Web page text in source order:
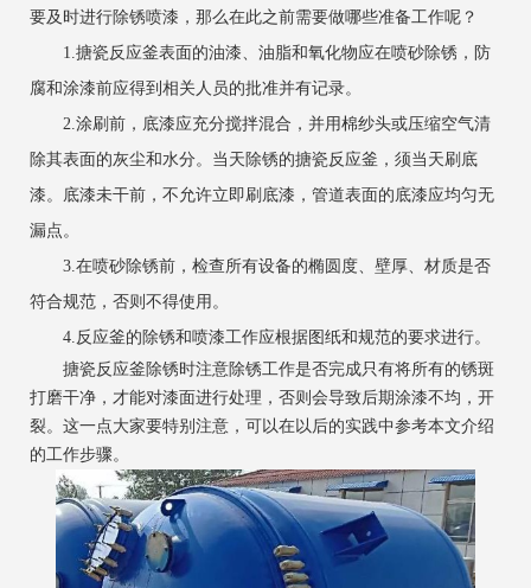
要及时进行除锈喷漆，那么在此之前需要做哪些准备工作呢？
1.搪瓷反应釜表面的油漆、油脂和氧化物应在喷砂除锈，防
腐和涂漆前应得到相关人员的批准并有记录。
2.涂刷前，底漆应充分搅拌混合，并用棉纱头或压缩空气清
除其表面的灰尘和水分。当天除锈的搪瓷反应釜，须当天刷底
漆。底漆未干前，不允许立即刷底漆，管道表面的底漆应均匀无
漏点。
3.在喷砂除锈前，检查所有设备的椭圆度、壁厚、材质是否
符合规范，否则不得使用。
4.反应釜的除锈和喷漆工作应根据图纸和规范的要求进行。
搪瓷反应釜除锈时注意除锈工作是否完成只有将所有的锈斑
打磨干净，才能对漆面进行处理，否则会导致后期涂漆不均，开
裂。这一点大家要特别注意，可以在以后的实践中参考本文介绍
的工作步骤。